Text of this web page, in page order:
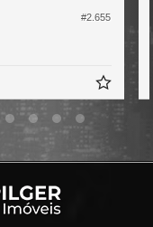
#2.655